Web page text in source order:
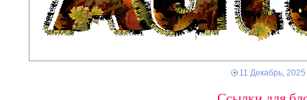
11 Декабрь, 2025